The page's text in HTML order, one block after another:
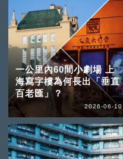
一公里內60間小劇場 上
海寫字樓為何長出「垂直
百老匯」？
2026-06-10